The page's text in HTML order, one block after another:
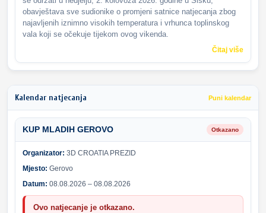
obavještava sve sudionike o promjeni satnice natjecanja zbog
najavljenih iznimno visokih temperatura i vrhunca toplinskog
vala koji se očekuje tijekom ovog vikenda.
Čitaj više
Kalendar natjecanja Puni kalendar
KUP MLADIH GEROVO Otkazano
Organizator: 3D CROATIA PREZID
Mjesto: Gerovo
Datum: 08.08.2026 – 08.08.2026
Ovo natjecanje je otkazano.